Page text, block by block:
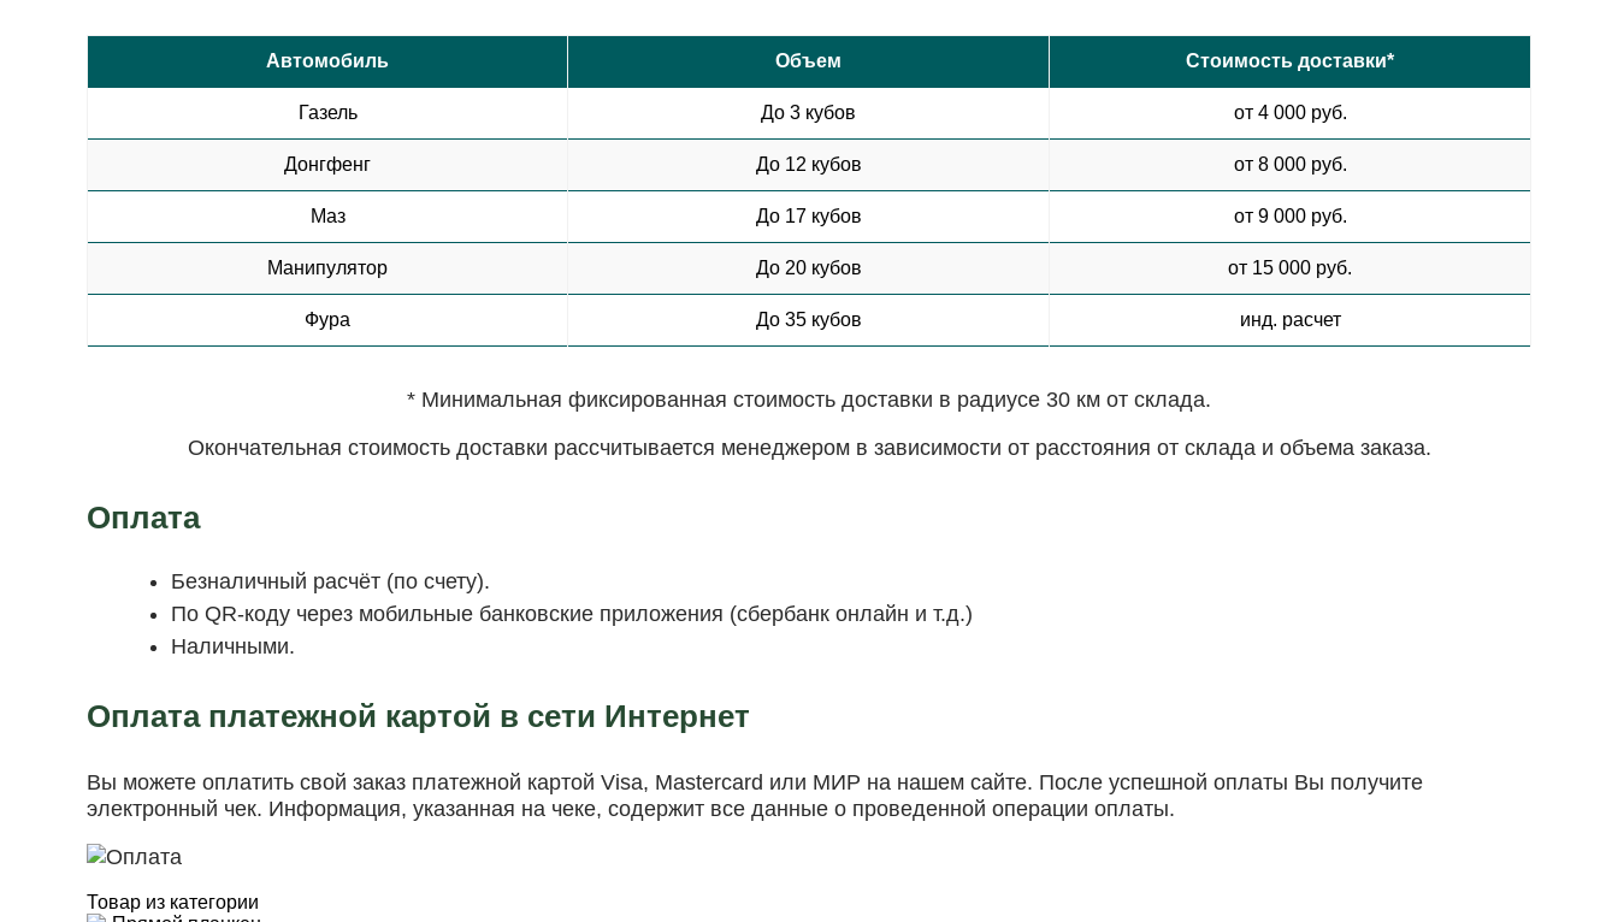
Автомобиль Объем Стоимость доставки*
Газель До 3 кубов от 4 000 руб.
Донгфенг До 12 кубов от 8 000 руб.
Маз До 17 кубов от 9 000 руб.
Манипулятор До 20 кубов от 15 000 руб.
Фура До 35 кубов инд. расчет
* Минимальная фиксированная стоимость доставки в радиусе 30 км от склада.
Окончательная стоимость доставки рассчитывается менеджером в зависимости от расстояния от склада и объема заказа.
Оплата
Безналичный расчёт (по счету).
По QR-коду через мобильные банковские приложения (сбербанк онлайн и т.д.)
Наличными.
Оплата платежной картой в сети Интернет
Вы можете оплатить свой заказ платежной картой Visa, Mastercard или МИР на нашем сайте. После успешной оплаты Вы получите
электронный чек. Информация, указанная на чеке, содержит все данные о проведенной операции оплаты.
Товар из категории